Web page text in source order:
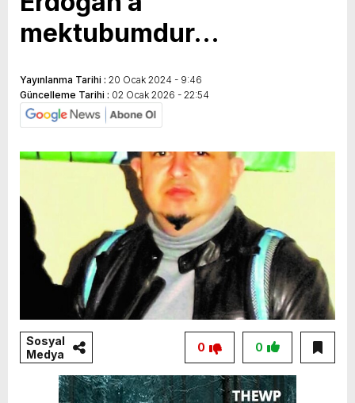
mektubumdur…
Yayınlanma Tarihi : 20 Ocak 2024 - 9:46
Güncelleme Tarihi : 02 Ocak 2026 - 22:54
Sosyal
Medya
0
0